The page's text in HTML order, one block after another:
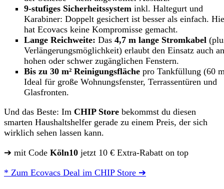
9-stufiges Sicherheitssystem inkl. Haltegurt und
Karabiner: Doppelt gesichert ist besser als einfach.
hat Ecovacs keine Kompromisse gemacht.
Lange Reichweite: Das 4,7 m lange Stromkabel
Verlängerungsmöglichkeit) erlaubt den Einsatz auch an
hohen oder schwer zugänglichen Fenstern.
Bis zu 30 m² Reinigungsfläche pro Tankfüllung (60
Ideal für große Wohnungsfenster, Terrassentüren und
Glasfronten.
Und das Beste: Im CHIP Store bekommst du diesen
smarten Haushaltshelfer gerade zu einem Preis, der sich
wirklich sehen lassen kann.
➔ mit Code Köln10 jetzt 10 € Extra-Rabatt on top
* Zum Ecovacs Deal im CHIP Store ➔